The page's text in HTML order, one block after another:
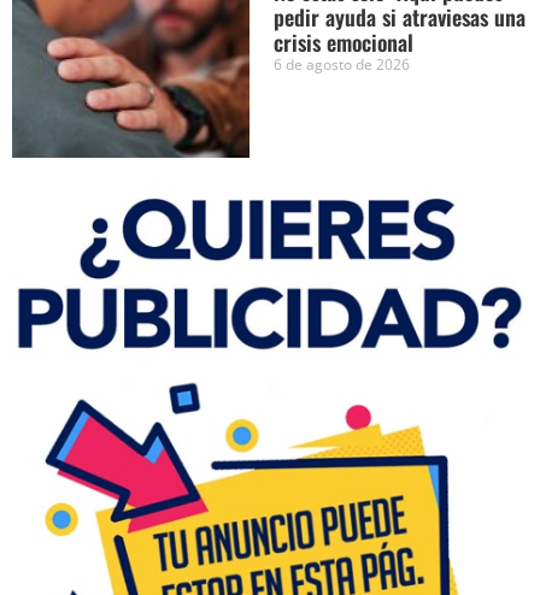
pedir ayuda si atraviesas una
crisis emocional
6 de agosto de 2026